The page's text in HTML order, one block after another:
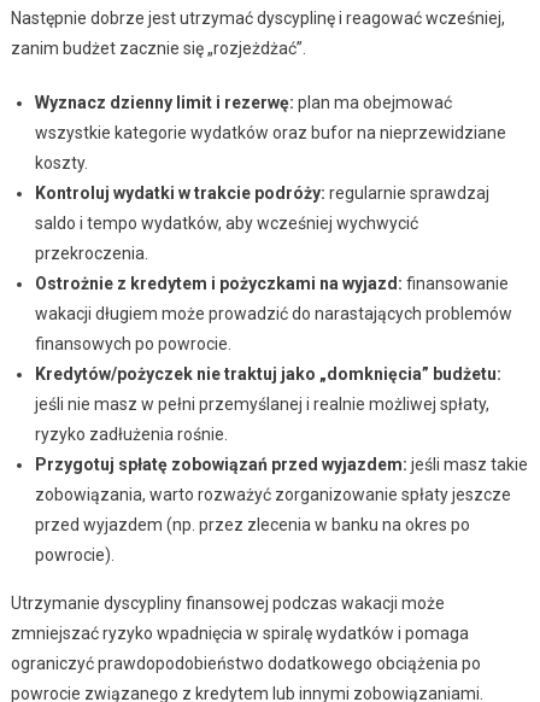
Następnie dobrze jest utrzymać dyscyplinę i reagować wcześniej,
zanim budżet zacznie się „rozjeżdżać”.
Wyznacz dzienny limit i rezerwę: plan ma obejmować
wszystkie kategorie wydatków oraz bufor na nieprzewidziane
koszty.
Kontroluj wydatki w trakcie podróży: regularnie sprawdzaj
saldo i tempo wydatków, aby wcześniej wychwycić
przekroczenia.
Ostrożnie z kredytem i pożyczkami na wyjazd: finansowanie
wakacji długiem może prowadzić do narastających problemów
finansowych po powrocie.
Kredytów/pożyczek nie traktuj jako „domknięcia” budżetu:
jeśli nie masz w pełni przemyślanej i realnie możliwej spłaty,
ryzyko zadłużenia rośnie.
Przygotuj spłatę zobowiązań przed wyjazdem: jeśli masz takie
zobowiązania, warto rozważyć zorganizowanie spłaty jeszcze
przed wyjazdem (np. przez zlecenia w banku na okres po
powrocie).
Utrzymanie dyscypliny finansowej podczas wakacji może
zmniejszać ryzyko wpadnięcia w spiralę wydatków i pomaga
ograniczyć prawdopodobieństwo dodatkowego obciążenia po
powrocie związanego z kredytem lub innymi zobowiązaniami.